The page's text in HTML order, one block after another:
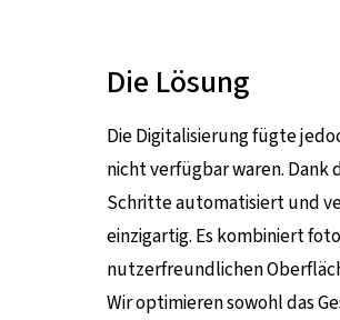
Die Lösung
Die Digitalisierung fügte
nicht verfügbar waren. Dank
Schritte automatisiert und
einzigartig. Es kombiniert
nutzerfreundlichen
Wir optimieren sowohl das